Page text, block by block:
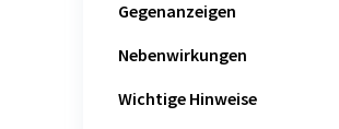
Gegenanzeigen
Nebenwirkungen
Wichtige Hinweise